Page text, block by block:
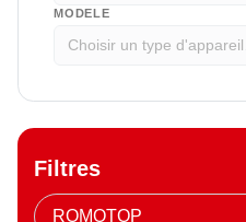
MODELE
Filtres